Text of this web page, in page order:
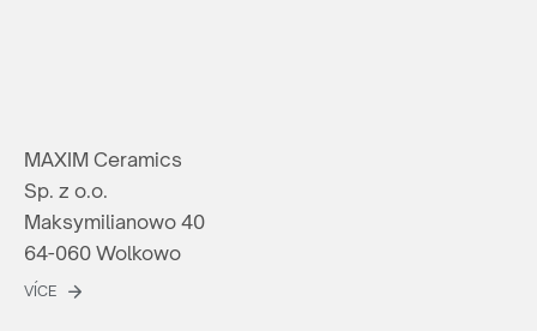
MAXIM Ceramics
Sp. z o.o.
Maksymilianowo 40
64-060 Wolkowo
VÍCE